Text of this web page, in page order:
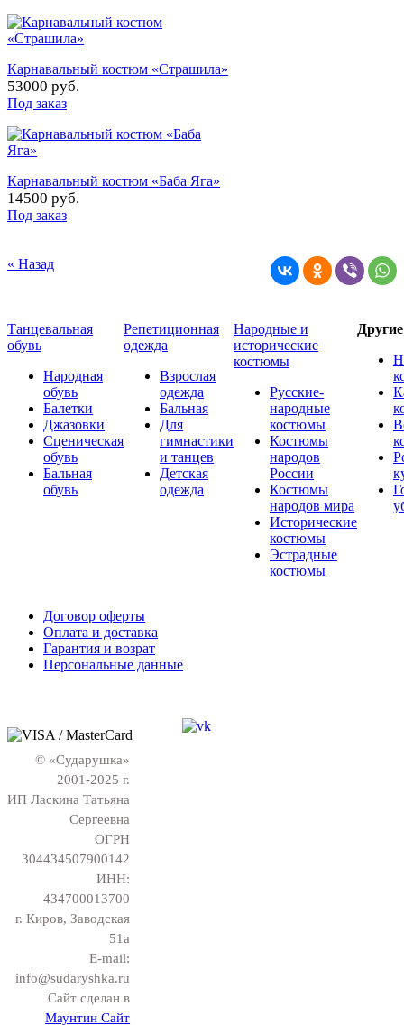
Карнавальный костюм «Страшила»
53000 руб.
Под заказ
Карнавальный костюм «Баба Яга»
14500 руб.
Под заказ
« Назад
Танцевальная
обувь
Народная
обувь
Балетки
Джазовки
Сценическая
обувь
Бальная
обувь
Репетиционная
одежда
Взрослая
одежда
Бальная
Для
гимнастики
и танцев
Детская
одежда
Народные и
исторические
костюмы
Русские-
народные
костюмы
Костюмы
народов
России
Костюмы
народов мира
Исторические
костюмы
Эстрадные
костюмы
Договор оферты
Оплата и доставка
Гарантия и возрат
Персональные данные
© «Сударушка»
2001-2025 г.
ИП Ласкина Татьяна
Сергеевна
ОГРН
304434507900142
ИНН:
434700013700
г. Киров, Заводская
51а
E-mail:
info@sudaryshka.ru
Сайт сделан в
Маунтин Сайт